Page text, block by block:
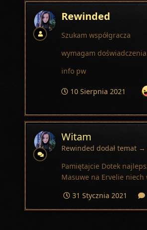
Rewinded
Szukam współgracza
wymagam
info pw
10 Sierpnia 2021
Witam
Rewinded dodał temat →
Pamiętajcie Dotek
Masuwe na Ervelie niech
31 Stycznia 2021